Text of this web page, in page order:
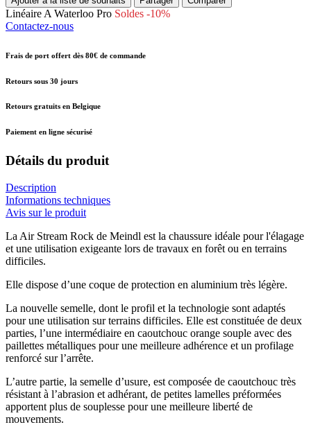
Linéaire A Waterloo Pro Soldes -10%
Contactez-nous
Frais de port offert dès 80€ de commande
Retours sous 30 jours
Retours gratuits en Belgique
Paiement en ligne sécurisé
Détails du produit
Description
Informations techniques
Avis sur le produit
La Air Stream Rock de Meindl est la chaussure idéale pour l'élagage
et une utilisation exigeante lors de travaux en forêt ou en terrains
difficiles.
Elle dispose d’une coque de protection en aluminium très légère.
La nouvelle semelle, dont le profil et la technologie sont adaptés
pour une utilisation sur terrains difficiles. Elle est constituée de deux
parties, l’une intermédiaire en caoutchouc orange souple avec des
paillettes métalliques pour une meilleure adhérence et un profilage
renforcé sur l’arrête.
L’autre partie, la semelle d’usure, est composée de caoutchouc très
résistant à l’abrasion et adhérant, de petites lamelles préformées
apportent plus de souplesse pour une meilleure liberté de
mouvements.